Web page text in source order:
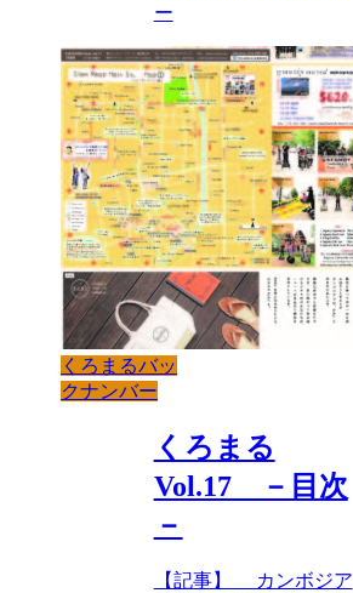
ー
くろまるバッ
クナンバー
くろまる
Vol.17 －目次
－
【記事】 カンボジア